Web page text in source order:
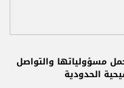
مسؤولياتها والتواصل
الحدودية